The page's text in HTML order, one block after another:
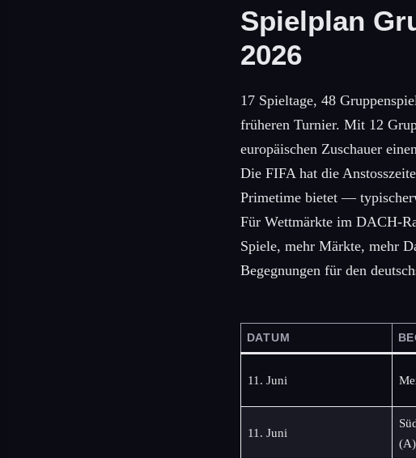
Spielplan
2026
17 Spieltage, 48
früheren Turnier. Mit 12
europäischen Zuschauer
Die FIFA hat die
Primetime bietet —
Für Wettmärkte im DACH-
Spiele, mehr Märkte, mehr
Begegnungen für den
DATUM
11. Juni
11. Juni
(A)